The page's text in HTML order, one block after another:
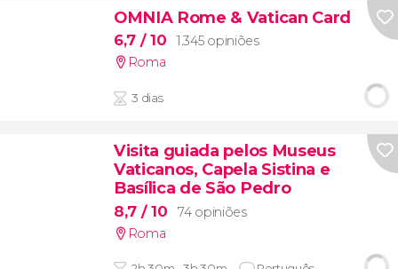
OMNIA Rome & Vatican Card
6,7 / 10
1.345 opiniões
Roma
3 dias
Visita guiada pelos Museus
Vaticanos, Capela Sistina e
Basílica de São Pedro
8,7 / 10
74 opiniões
Roma